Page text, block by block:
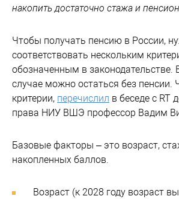
накопить достаточно стажа и
Чтобы получать пенсию в России,
соответствовать нескольким
обозначенным в законодательстве.
случае можно остаться без пенсии.
критерии, перечислил в беседе с RT
права НИУ ВШЭ профессор Вадим
Базовые факторы – это возраст,
накопленных баллов.
Возраст (к 2028 году возраст